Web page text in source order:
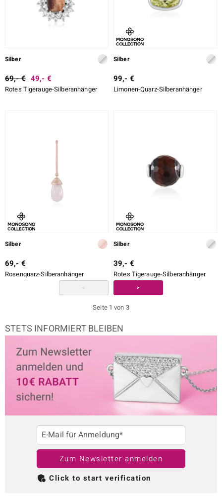
Silber
69,- € 49,- €
Rotes Tigerauge-Silberanhänger
Silber
99,- €
Limonen-Quarz-Silberanhänger
Silber
69,- €
Rosenquarz-Silberanhänger
Silber
39,- €
Rotes Tigerauge-Silberanhänger
< >
Seite 1 von 3
STETS INFORMIERT BLEIBEN
E-Mail für Anmeldung*
Zum Newsletter anmelden
Click to start verification